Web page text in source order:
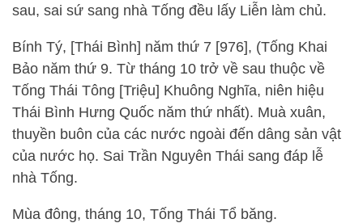
sau, sai sứ sang nhà Tống đều lấy Liễn làm chủ.
Bính Tý, [Thái Bình] năm thứ 7 [976], (Tống Khai
Bảo năm thứ 9. Từ tháng 10 trở về sau thuộc về
Tống Thái Tông [Triệu] Khuông Nghĩa, niên hiệu
Thái Bình Hưng Quốc năm thứ nhất). Muà xuân,
thuyền buôn của các nước ngoài đến dâng sản vật
của nước họ. Sai Trần Nguyên Thái sang đáp lễ
nhà Tống.
Mùa đông, tháng 10, Tống Thái Tổ băng.